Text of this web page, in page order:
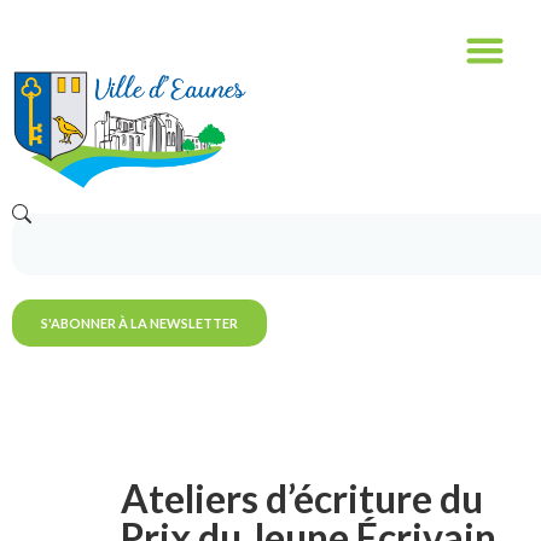
S'ABONNER À LA NEWSLETTER
Ateliers d’écriture du